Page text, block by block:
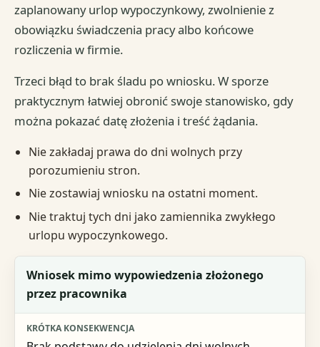
zaplanowany urlop wypoczynkowy, zwolnienie z
obowiązku świadczenia pracy albo końcowe
rozliczenia w firmie.
Trzeci błąd to brak śladu po wniosku. W sporze
praktycznym łatwiej obronić swoje stanowisko, gdy
można pokazać datę złożenia i treść żądania.
Nie zakładaj prawa do dni wolnych przy
porozumieniu stron.
Nie zostawiaj wniosku na ostatni moment.
Nie traktuj tych dni jako zamiennika zwykłego
urlopu wypoczynkowego.
Błąd
Jak postąpić poprawnie
Wniosek mimo wypowiedzenia złożonego
przez pracownika